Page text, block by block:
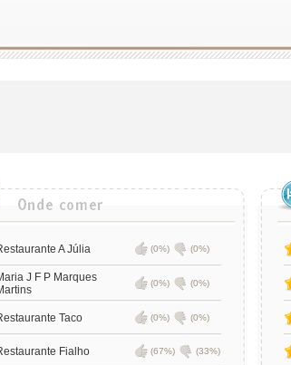
A Júlia (0%) (0%)
J F P Marques
(0%) (0%)
Taco (0%) (0%)
Fialho (67%) (33%)